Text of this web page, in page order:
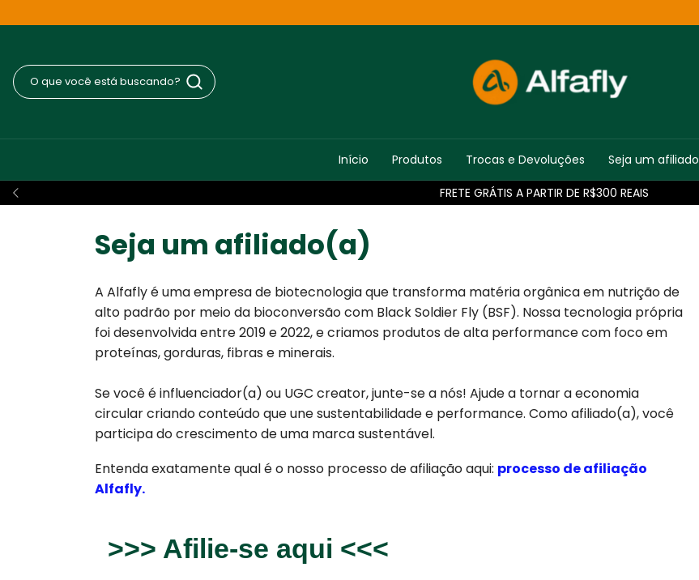
FRETE GRÁTIS A PARTIR DE R$300 REAIS
Início Produtos Trocas e Devoluções Seja um afiliado
Seja um afiliado(a)
A Alfafly é uma empresa de biotecnologia que transforma matéria orgânica em nutrição de
alto padrão por meio da bioconversão com Black Soldier Fly (BSF). Nossa tecnologia própria
foi desenvolvida entre 2019 e 2022, e criamos produtos de alta performance com foco em
proteínas, gorduras, fibras e minerais.
Se você é influenciador(a) ou UGC creator, junte-se a nós! Ajude a tornar a economia
circular criando conteúdo que une sustentabilidade e performance. Como afiliado(a), você
participa do crescimento de uma marca sustentável.
Entenda exatamente qual é o nosso processo de afiliação aqui: processo de afiliação
Alfafly.
>>> Afilie-se aqui <<<